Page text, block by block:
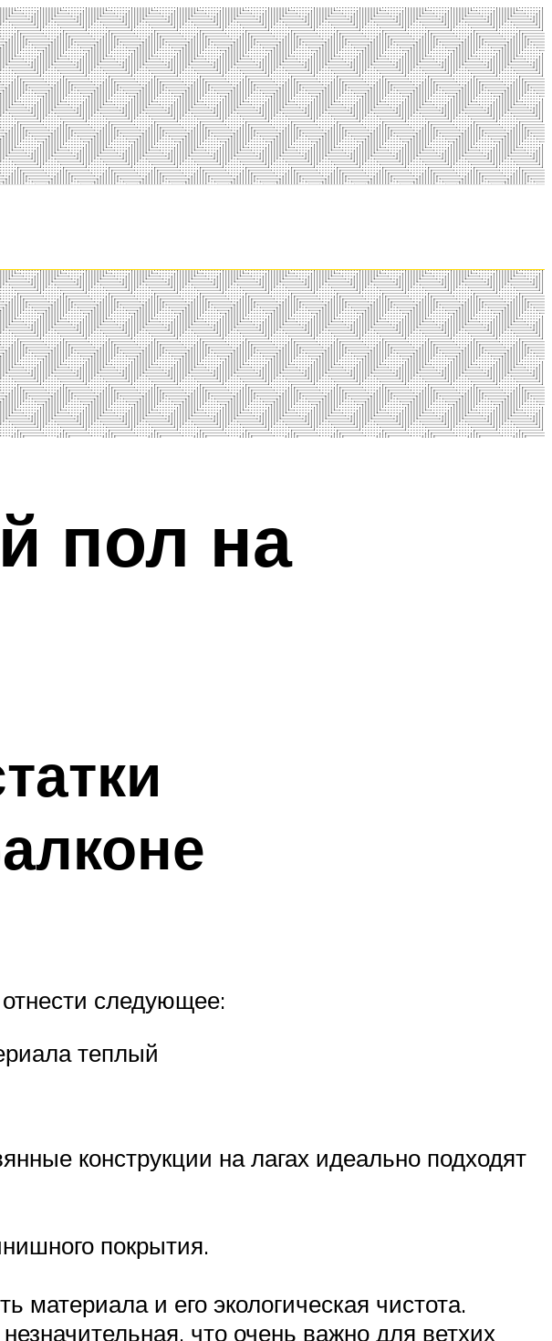
пол на
следующее:
теплый
конструкции на лагах идеально подходят
покрытия.
и его экологическая чистота.
что очень важно для ветхих